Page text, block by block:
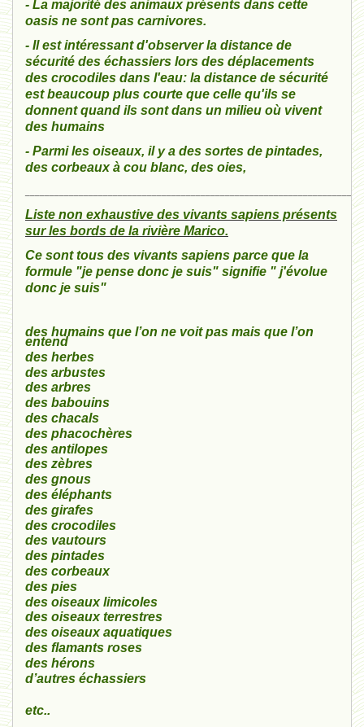
- La majorité des animaux présents dans cette
oasis ne sont pas carnivores.
- Il est intéressant d'observerla distance de
sécurité des échassiers lors des déplacements
des crocodiles dans l'eau: la distance de sécurité
est beaucoup plus courte que celle qu'ils se
donnent quand ils sont dans un milieu où vivent
des humains
- Parmi les oiseaux, il y a des sortes de pintades,
des corbeaux à cou blanc, des oies,
Liste non exhaustive des vivants sapiens présents
sur les bords de la rivière Marico.
Ce sont tous des vivants sapiens parce que la
formule "je pense donc je suis" signifie " j'évolue
donc je suis"
des humains que l’on ne voit pas mais que l’on
entend
des herbes
des arbustes
des arbres
des babouins
des chacals
des phacochères
des antilopes
des zèbres
des gnous
des éléphants
des girafes
des crocodiles
des vautours
des pintades
des corbeaux
des pies
des oiseauxlimicoles
des oiseaux terrestres
des oiseaux aquatiques
des flamants roses
des hérons
d’autres échassiers
etc..